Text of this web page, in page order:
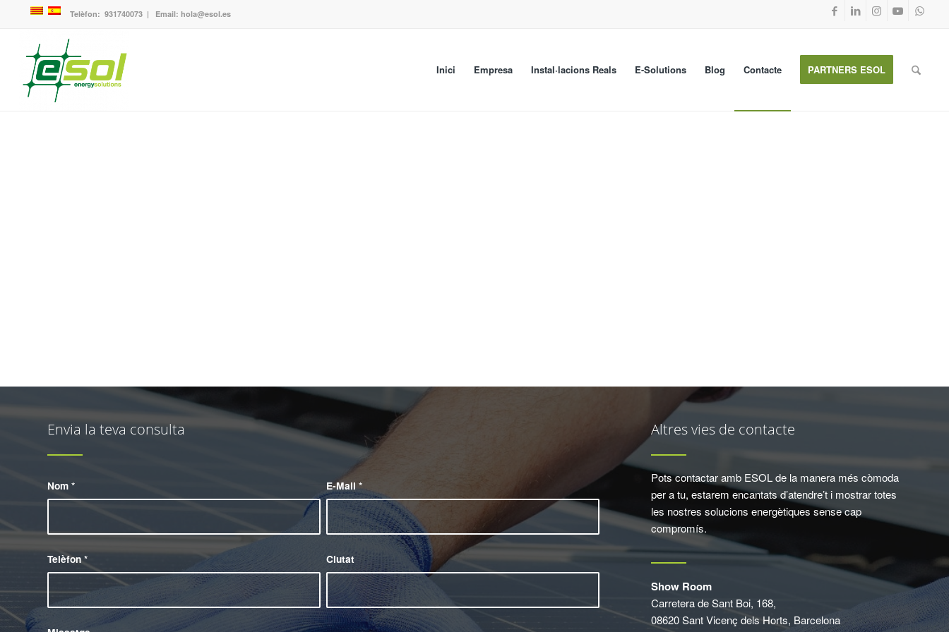
Telèfon: 931740073| Email: hola@esol.es
Inici Empresa Instal·lacions Reals E-Solutions Blog Contacte PARTNERS ESOL
Envia la teva consulta
Nom * E-Mail*
Telèfon* Ciutat
Altres vies de contacte
Pots contactar amb ESOL de la manera més còmoda
per a tu, estarem encantats d’atendre’t i mostrar totes
les nostres solucions energètiques sense cap
compromís.
Show Room
Carretera de Sant Boi, 168,
08620 Sant Vicenç dels Horts, Barcelona